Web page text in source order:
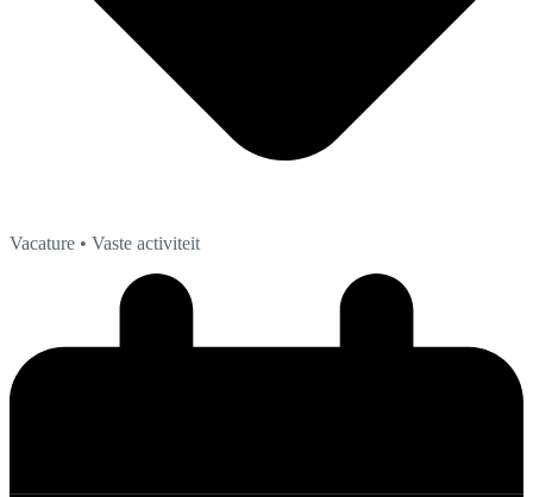
Vacature • Vaste activiteit